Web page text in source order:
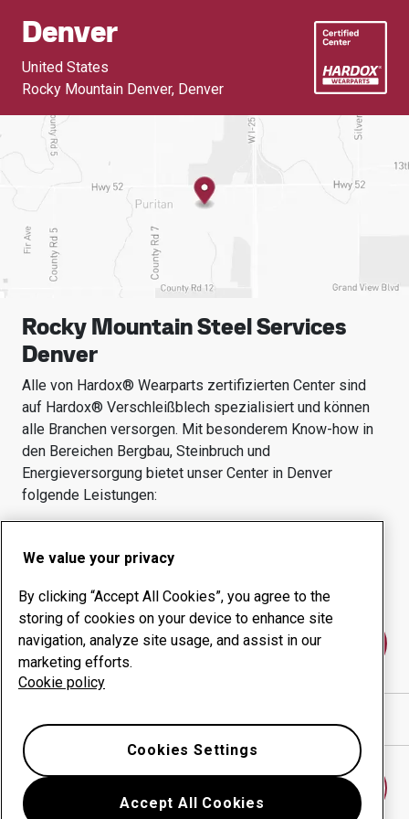
Denver
United States
Rocky Mountain Denver, Denver
Rocky Mountain Steel Services
Denver
Alle von Hardox® Wearparts zertifizierten Center sind
auf Hardox® Verschleißblech spezialisiert und können
alle Branchen versorgen. Mit besonderem Know-how in
den Bereichen Bergbau, Steinbruch und
Energieversorgung bietet unser Center in Denver
folgende Leistungen:
Management der
Betriebszeit
Kontakt
We value your privacy
By clicking “Accept All Cookies”, you agree to the
storing of cookies on your device to enhance site
navigation, analyze site usage, and assist in our
marketing efforts.
Cookie policy
Accept All Cookies
Cookies Settings